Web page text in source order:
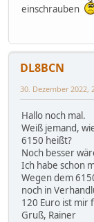
einschrauben
DL8BCN
30. Dezember 2022,
Hallo noch mal.
Weiß jemand,
6150 heißt?
Noch besser
Ich habe schon
Wegen dem
noch in
120 Euro ist mir
Gruß, Rainer